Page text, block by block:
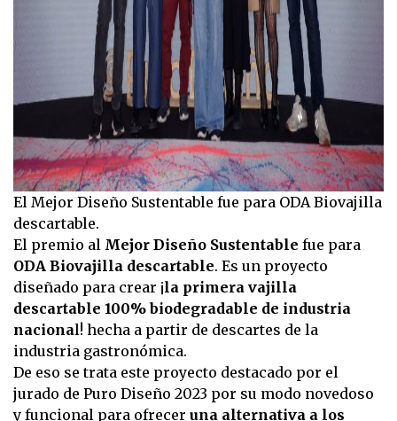
El Mejor Diseño Sustentable fue para ODA Biovajilla
descartable.
El premio al Mejor Diseño Sustentable fue para
ODA Biovajilla descartable. Es un proyecto
diseñado para crear ¡la primera vajilla
descartable 100% biodegradable de industria
nacional! hecha a partir de descartes de la
industria gastronómica.
De eso se trata este proyecto destacado por el
jurado de Puro Diseño 2023 por su modo novedoso
y funcional para ofrecer una alternativa a los